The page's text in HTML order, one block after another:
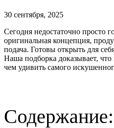
30 сентября, 2025
Сегодня недостаточно просто
оригинальная концепция,
подача. Готовы открыть для
Наша подборка доказывает, что
чем удивить самого
Содержание: